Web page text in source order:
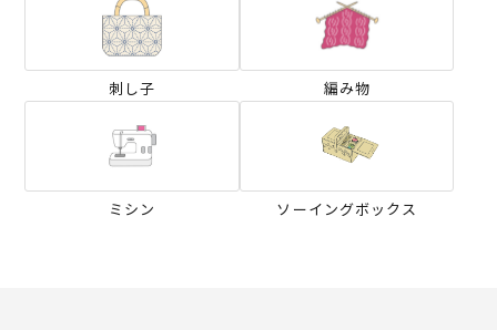
刺し子 編み物
ミシン ソーイングボックス